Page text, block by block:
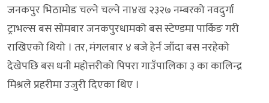
जनकपुर भिठामोड चल्ने चल्ने ना४ख २३२७ नम्बरको नवदुर्गा
ट्राभल्स बस सोमबार जनकपुरधामको बस स्टेण्डमा पार्किङ गरी
राखिएको थियो । तर, मंगलबार ४ बजे हेर्न जाँदा बस नरहेको
देखेपछि बस धनी महोत्तरीको पिपरा गाउँपालिका ३ का कालिन्द्र
मिश्रले प्रहरीमा उजुरी दिएका थिए ।